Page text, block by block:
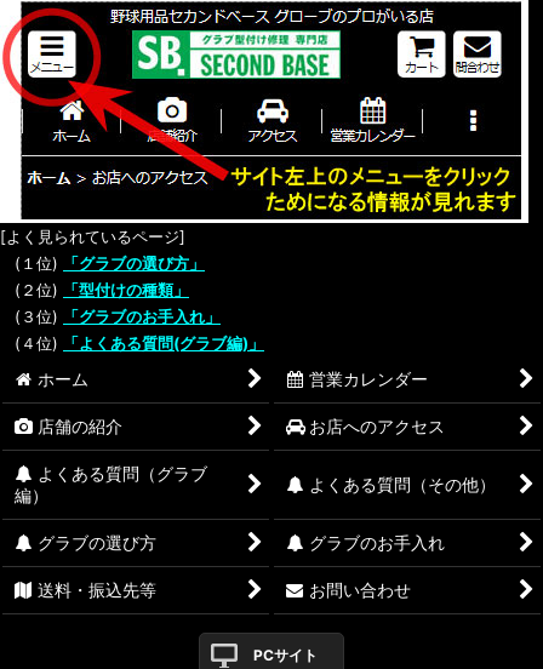
[よく見られているページ]
(１位)
「グラブの選び方」
(２位)
「型付けの種類」
(３位)
「グラブのお手入れ」
(４位)
「よくある質問(グラブ編)」
ホーム 営業カレンダー
店舗の紹介 お店へのアクセス
よくある質問（グラブ
編）
よくある質問（その他）
グラブの選び方 グラブのお手入れ
送料・振込先等 お問い合わせ
PCサイト